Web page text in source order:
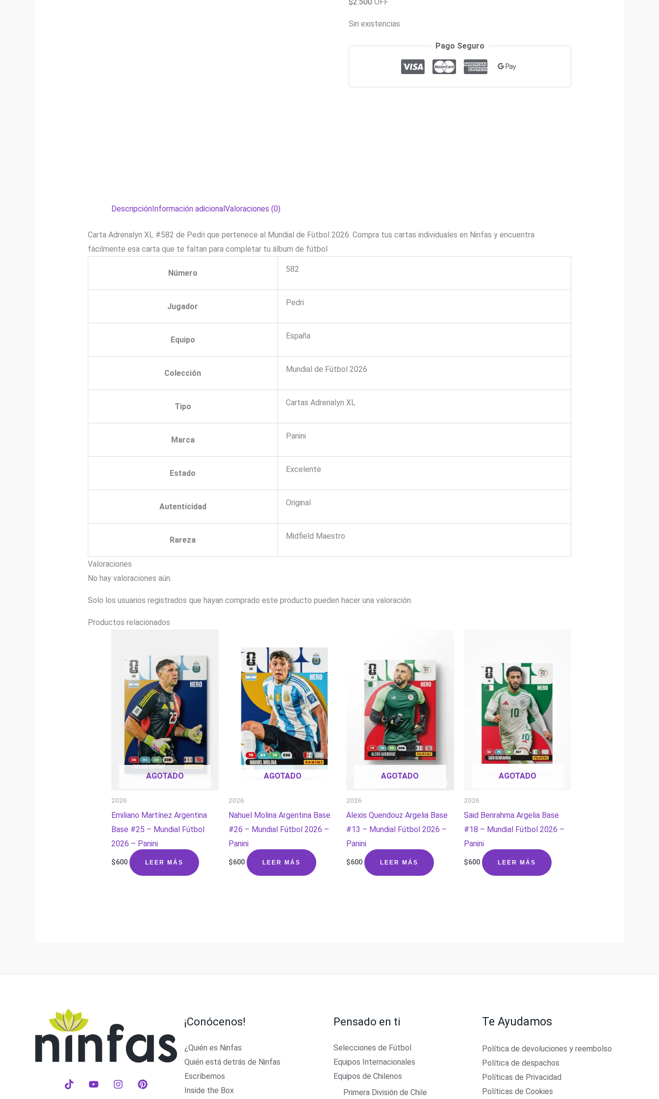
$2.500 OFF
Sin existencias
Pago Seguro
DescripciónInformación adicional Valoraciones (0)
Carta Adrenalyn XL #582 de Pedri que pertenece al Mundial de Fùtbol 2026. Compra tus cartas individuales en Ninfas y encuentra
fácilmente esa carta que te faltan para completar tu álbum de fútbol
Número 582
Jugador Pedri
Equipo España
Colección Mundial de Fútbol 2026
Tipo Cartas Adrenalyn XL
Marca Panini
Estado Excelente
Autenticidad Original
Rareza Midfield Maestro
Valoraciones
No hay valoraciones aún.
Solo los usuarios registrados que hayan comprado este producto pueden hacer una valoración.
Productos relacionados
AGOTADO
2026
Emiliano Martínez Argentina
Base #25 – Mundial Fútbol
2026 – Panini
$600 LEER MÁS
AGOTADO
2026
Nahuel Molina Argentina Base
#26 – Mundial Fútbol 2026 –
Panini
$600 LEER MÁS
AGOTADO
2026
Alexis Quendouz Argelia Base
#13 – Mundial Fútbol 2026 –
Panini
$600 LEER MÁS
AGOTADO
2026
Said Benrahma Argelia Base
#18 – Mundial Fútbol 2026 –
Panini
$600 LEER MÁS
¡Conócenos!
¿Quién es Ninfas
Quién está detrás de Ninfas
Escríbemos
Inside the Box
Pensado en ti
Selecciones de Fútbol
Equipos Internacionales
Equipos de Chilenos
Primera División de Chile
Te Ayudamos
Política de devoluciones y reembolso
Política de despachos
Políticas de Privacidad
Políticas de Cookies